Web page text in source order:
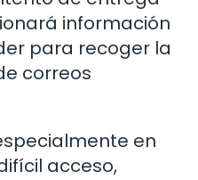
información
para recoger la
correos
en
acceso,